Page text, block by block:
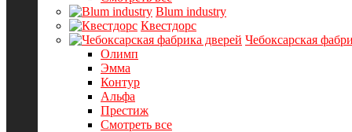
Blum industry
Квестдорс
Чебоксарская
Олимп
Эмма
Контур
Альфа
Престиж
Смотреть все